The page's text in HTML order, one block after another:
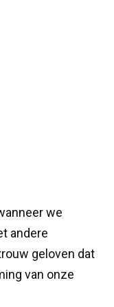
we
andere
geloven dat
van onze